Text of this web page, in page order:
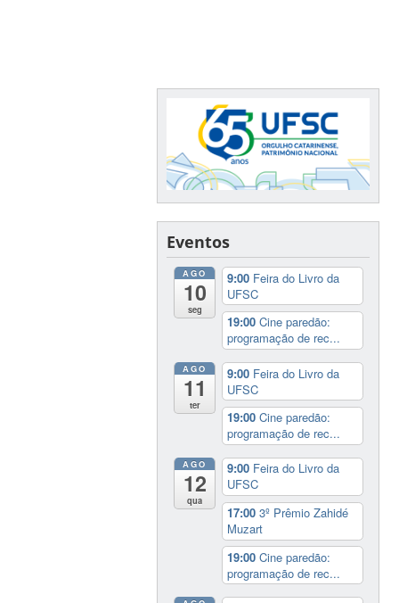
Eventos
AGO
10
seg
9:00 Feira do Livro da
UFSC
19:00Cine paredão:
programação de rec...
AGO
11
ter
9:00 Feira do Livro da
UFSC
19:00Cine paredão:
programação de rec...
AGO
12
qua
9:00 Feira do Livro da
UFSC
17:003º Prêmio Zahidé
Muzart
19:00Cine paredão:
programação de rec...